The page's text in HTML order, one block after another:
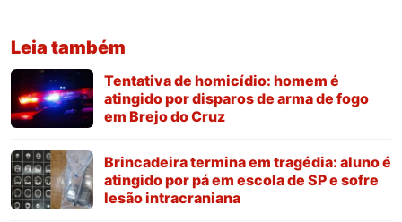
Leia também
Tentativa de homicídio: homem é
atingido por disparos de arma de fogo
em Brejo do Cruz
Brincadeira termina em tragédia: aluno é
atingido por pá em escola de SP e sofre
lesão intracraniana